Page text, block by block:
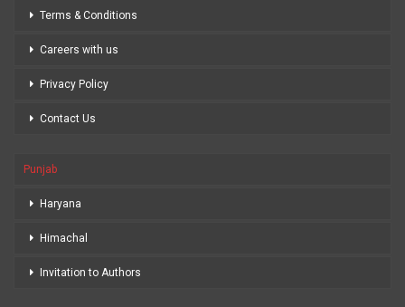
Terms & Conditions
Careers with us
Privacy Policy
Contact Us
Punjab
Haryana
Himachal
Invitation to Authors